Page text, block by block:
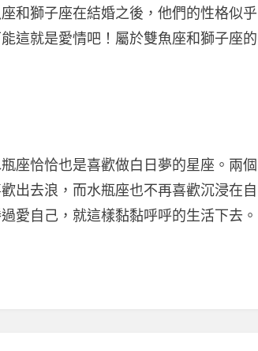
和獅子座在結婚之後，他們的性格似乎
這就是愛情吧！屬於雙魚座和獅子座的
恰恰也是喜歡做白日夢的星座。兩個
出去浪，而水瓶座也不再喜歡沉浸在自
愛自己，就這樣黏黏呼呼的生活下去。